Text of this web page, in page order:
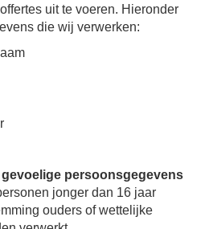
uit te voeren. Hieronder
die wij verwerken:
persoonsgegevens
jonger dan 16 jaar
ouders of wettelijke